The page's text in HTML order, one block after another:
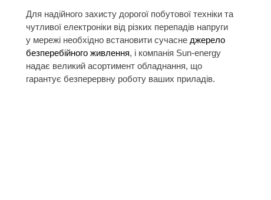
Для надійного захисту дорогої побутової техніки та
чутливої електроніки від різких перепадів напруги
у мережі необхідно встановити сучасне джерело
безперебійного живлення, і компанія Sun-energy
надає великий асортимент обладнання, що
гарантує безперервну роботу ваших приладів.